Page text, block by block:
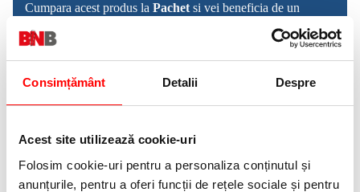
Consimțământ Detalii Despre
Acest site utilizează cookie-uri
Folosim cookie-uri pentru a personaliza conținutul și
anunțurile, pentru a oferi funcții de rețele sociale și pentru
Cumpara acest produs la Pachetsi vei beneficia de un
discount de0%
(pret cu TVA)
Ambalare: 6 buc/set.
Pensule rotunde 2-4-6-8-10-12 Centrum.